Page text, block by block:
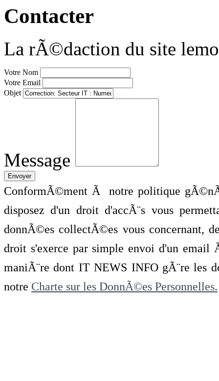
Contacter
La rÃ©daction du site
Votre Nom
Votre Email
Objet
Message
ConformÃ©ment Ã notre politique
disposez d'un droit d'accÃ¨s vous
donnÃ©es collectÃ©es vous concernant,
droit s'exerce par simple envoi d'un
maniÃ¨re dont IT NEWS INFO gÃ¨re les
notre Charte sur les DonnÃ©es Personnelles.